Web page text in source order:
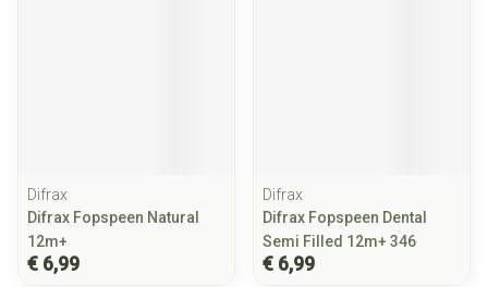
Difrax
Difrax Fopspeen Natural
12m+
€ 6,99
Difrax
Difrax Fopspeen Dental
Semi Filled 12m+ 346
€ 6,99